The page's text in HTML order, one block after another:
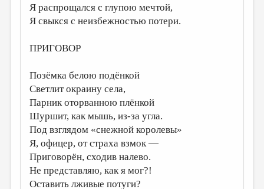
МАЛАЯ ПРОЗА
ЭССЕИСТИКА
ЛИТЕРАТУРОВЕДЕНИЕ
КУЛЬТУРОВЕДЕНИЕ
ПУБЛИЦИСТИКА
РЕЦЕНЗИРОВАНИЕ
ЦИКЛЫ ПУБЛИКАЦИЙ
ТРЕДИАКОВСКИЙ
МЕДИА
Я распрощался с глупою мечтой,
Я свыкся с неизбежностью потери.
ПРИГОВОР
Позёмка белою подёнкой
Светлит окраину села,
Парник оторванною плёнкой
Шуршит, как мышь, из-за угла.
Под взглядом «снежной королевы»
Я, офицер, от страха взмок —
Приговорён, сходив налево.
Не представляю, как я мог?!
Оставить лживые потуги?